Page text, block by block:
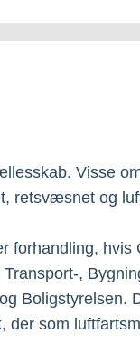
Visse
retsvæsnet og
forhandling, hvis
,
Boligstyrelsen.
der som